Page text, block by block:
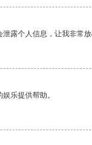
露个人信息，让我非常
乐提供帮助。